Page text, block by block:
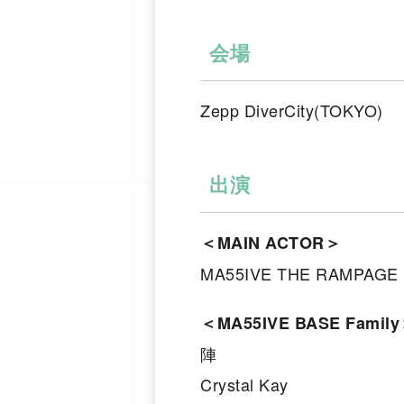
会場
Zepp DiverCity(TOKYO)
出演
＜MAIN ACTOR＞
MA55IVE THE RAMPAGE
＜MA55IVE BASE Family
陣
Crystal Kay